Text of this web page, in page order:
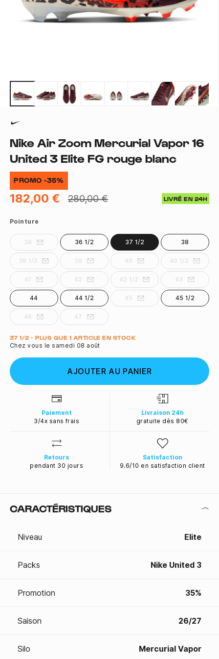
Nike Air Zoom Mercurial Vapor 16
United 3 Elite FG rouge blanc
PROMO -35%
182,00 € 280,00 € LIVRÉ EN 24H
Pointure
36 36 1/2 37 1/2 38
38 1/2 39 40 40 1/2
41 42 42 1/2 43
44 44 1/2 45 45 1/2
46 47
Quantité
37 1/2 - PLUS QUE 1 ARTICLE EN STOCK
Chez vous le samedi 08 août
AJOUTER AU PANIER
Paiement
3/4x sans frais
Livraison 24h
gratuite dès 80€
Retours
pendant 30 jours
Satisfaction
9.6/10 en satisfaction client
CARACTÉRISTIQUES
Niveau Elite
Packs Nike United 3
Promotion 35%
Saison 26/27
Silo Mercurial Vapor